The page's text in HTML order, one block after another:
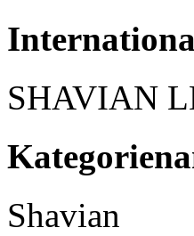
SHAVIAN
Shavian